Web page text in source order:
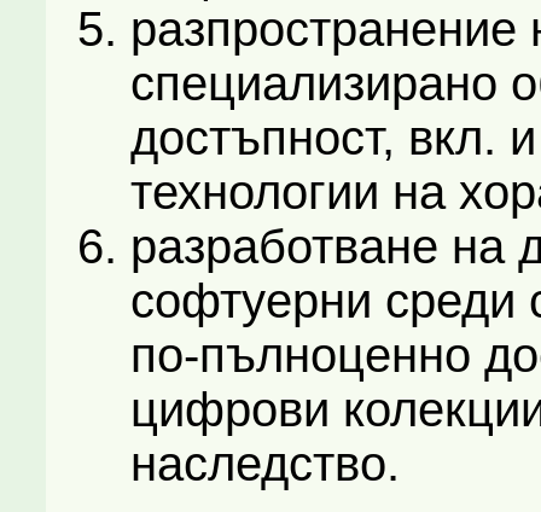
разпространение
специализирано
достъпност, вкл.
технологии на
разработване на
софтуерни среди
по-пълноценно
цифрови
наследство.